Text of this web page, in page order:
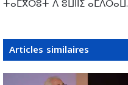
ⵜⴰⵎⴳⵔⵓⵜ ⴷ ⵓⵡⵏⵏⵉ ⴰⵎⴷⵔⴰⵡ.
Articles similaires